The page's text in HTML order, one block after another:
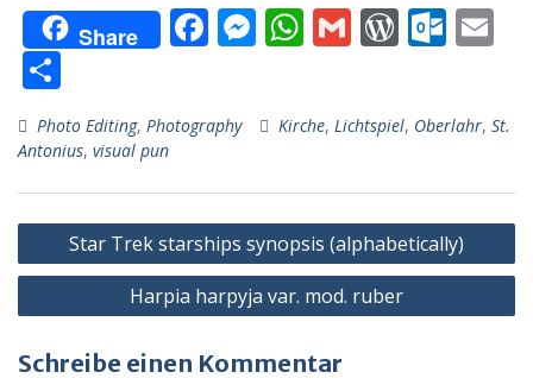
Share F
b
o
o
k
M
e
n
g
er
W
s
A
p
p
G
l
W
Pr
e
ss
O
o
k.
c
o
m
l
ei
le
n
Photo Editing, Photography Kirche, Lichtspiel, Oberlahr, St.
Antonius, visual pun
Beitragsnavigation
Star Trek starships synopsis (alphabetically)
Harpia harpyja var. mod. ruber
Schreibe einen Kommentar